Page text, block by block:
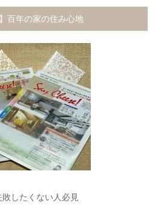
】百年の家の住み心地
したくない人必見